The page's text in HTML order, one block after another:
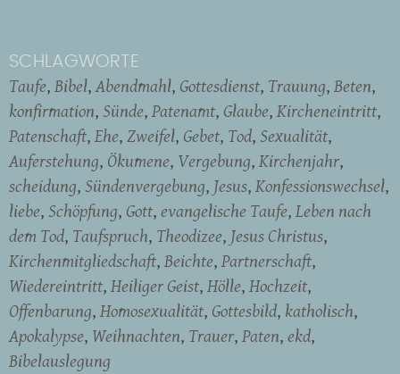
SCHLAGWORTE
Taufe Bibel Abendmahl Gottesdienst Trauung Beten
konfirmation Sünde Patenamt Glaube Kircheneintritt
Patenschaft Ehe Zweifel Gebet Tod Sexualität
Auferstehung Ökumene Vergebung Kirchenjahr
scheidung Sündenvergebung Jesus Konfessionswechsel
liebe Schöpfung Gott evangelische Taufe Leben nach
dem Tod Taufspruch Theodizee Jesus Christus
Kirchenmitgliedschaft Beichte Partnerschaft
Wiedereintritt Heiliger Geist Hölle Hochzeit
Offenbarung Homosexualität Gottesbild katholisch
Apokalypse Weihnachten Trauer Paten ekd
Bibelauslegung